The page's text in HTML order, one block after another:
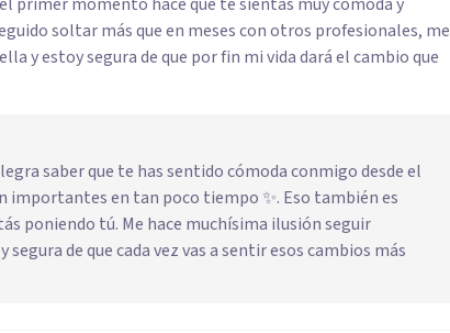
primer momento hace que te sientas muy cómoda y
soltar más que en meses con otros profesionales, me
y estoy segura de que por fin mi vida dará el cambio que
saber que te has sentido cómoda conmigo desde el
importantes en tan poco tiempo ✨. Eso también es
poniendo tú. Me hace muchísima ilusión seguir
de que cada vez vas a sentir esos cambios más